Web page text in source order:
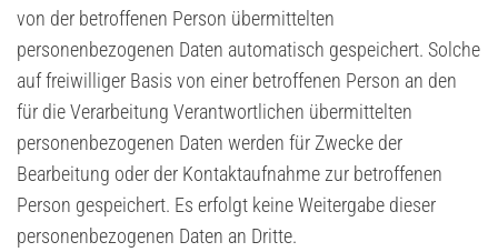
von der betroffenen Person übermittelten
personenbezogenen Daten automatisch gespeichert. Solche
auf freiwilliger Basis von einer betroffenen Person an den
für die Verarbeitung Verantwortlichen übermittelten
personenbezogenen Daten werden für Zwecke der
Bearbeitung oder der Kontaktaufnahme zur betroffenen
Person gespeichert. Es erfolgt keine Weitergabe dieser
personenbezogenen Daten an Dritte.